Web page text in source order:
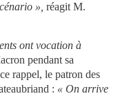
», réagit M.
ont vocation à
pendant sa
rappel, le patron des
: « On arrive